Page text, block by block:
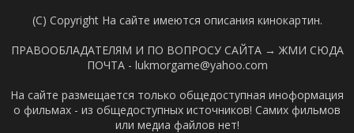
(C) Copyright На сайте имеются описания кинокартин.
ПРАВООБЛАДАТЕЛЯМ И ПО ВОПРОСУ САЙТА → ЖМИ СЮДА
ПОЧТА - lukmorgame@yahoo.com
На сайте размещается только общедоступная иноформация
о фильмах - из общедоступных источников! Самих фильмов
или медиа файлов нет!